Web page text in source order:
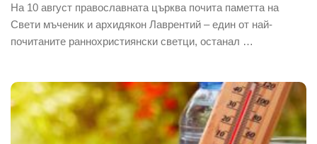
На 10 август православната църква почита паметта на
Свети мъченик и архидякон Лаврентий – един от най-
почитаните раннохристиянски светци, останал …